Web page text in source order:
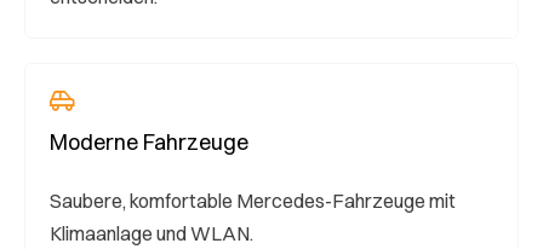
Moderne Fahrzeuge
Saubere, komfortable Mercedes-Fahrzeuge mit
Klimaanlage und WLAN.